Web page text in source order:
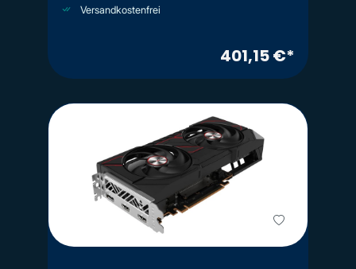
Versandkostenfrei
401,15 €*